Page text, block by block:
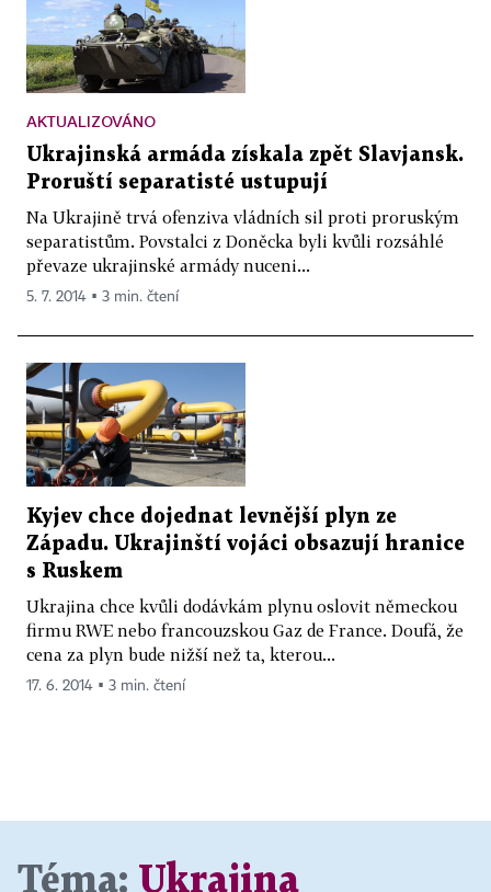
AKTUALIZOVÁNO
Ukrajinská armáda získala zpět Slavjansk.
Proruští separatisté ustupují
Na Ukrajině trvá ofenziva vládních sil proti proruským
separatistům. Povstalci z Doněcka byli kvůli rozsáhlé
převaze ukrajinské armády nuceni...
5. 7. 2014 ▪ 3 min. čtení
Kyjev chce dojednat levnější plyn ze
Západu. Ukrajinští vojáci obsazují hranice
s Ruskem
Ukrajina chce kvůli dodávkám plynu oslovit německou
firmu RWE nebo francouzskou Gaz de France. Doufá, že
cena za plyn bude nižší než ta, kterou...
17. 6. 2014 ▪ 3 min. čtení
Téma: Ukrajina